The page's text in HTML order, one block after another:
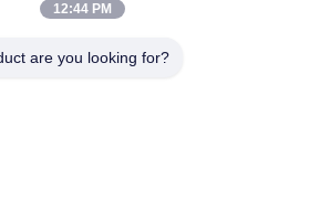
het Laboratorium Malende Molen
12:44 PM
are you looking for?